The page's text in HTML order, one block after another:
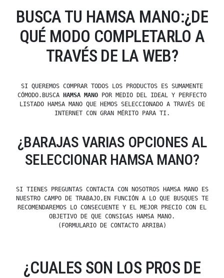
BUSCA TU HAMSA MANO:¿DE
QUÉ MODO COMPLETARLO A
TRAVÉS DE LA WEB?
SI QUEREMOS COMPRAR TODOS LOS PRODUCTOS ES SUMAMENTE
CÓMODO.BUSCA
HAMSA MANO POR MEDIO DEL IDEAL Y PERFECTO
LISTADO HAMSA MANO QUE HEMOS SELECCIONADO A TRAVÉS DE
INTERNET CON GRAN MÉRITO PARA TI.
¿BARAJAS VARIAS OPCIONES AL
SELECCIONAR HAMSA MANO?
SI TIENES PREGUNTAS CONTACTA CON NOSOTROS HAMSA MANO ES
NUESTRO CAMPO DE TRABAJO,EN FUNCIÓN A LO QUE BUSQUES TE
RECOMENDAREMOS LO CONSECUENTE Y EL MEJOR PRECIO CON EL
OBJETIVO DE QUE CONSIGAS HAMSA MANO.
(FORMULARIO DE CONTACTO ARRIBA)
¿CUALES SON LOS PROS DE